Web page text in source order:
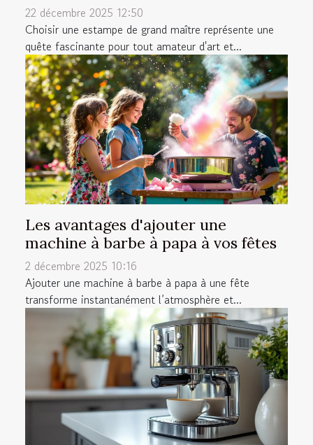
22 décembre 2025 12:50
Choisir une estampe de grand maître représente une
quête fascinante pour tout amateur d'art et...
Les avantages d'ajouter une
machine à barbe à papa à vos fêtes
2 décembre 2025 10:16
Ajouter une machine à barbe à papa à une fête
transforme instantanément l’atmosphère et...